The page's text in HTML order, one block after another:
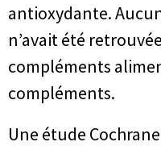
antioxydante.
n’avait été
compléments
compléments.
Une étude